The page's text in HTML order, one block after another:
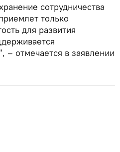
сотрудничества
только
для развития
– отмечается в заявлении